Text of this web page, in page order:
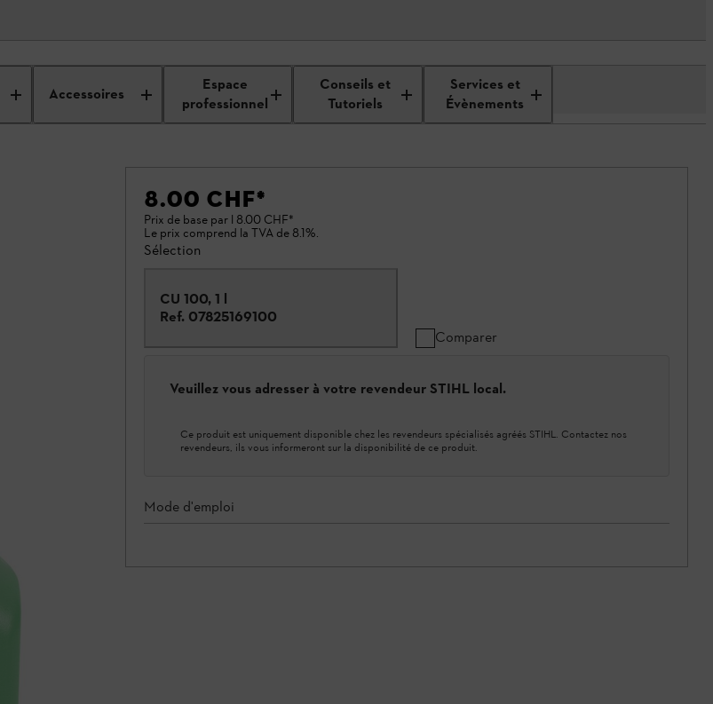
Accessoires
Espace
professionnel
Conseils et
Tutoriels
Services et
Évènements
8.00 CHF*
Prix de base par l 8.00 CHF*
Le prix comprend la TVA de 8.1%.
Sélection
CU 100, 1 l
Ref. 07825169100
Comparer
Veuillez vous adresser à votre revendeur STIHL local.
Ce produit est uniquement disponible chez les revendeurs spécialisés agréés STIHL. Contactez nos
revendeurs, ils vous informeront sur la disponibilité de ce produit.
Mode d'emploi